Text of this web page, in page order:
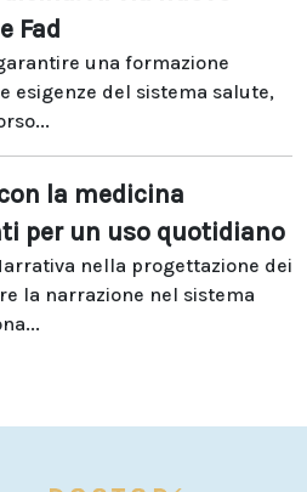
Fad
una formazione
esigenze del sistema salute,
la medicina
per un uso quotidiano
nella progettazione dei
la narrazione nel sistema